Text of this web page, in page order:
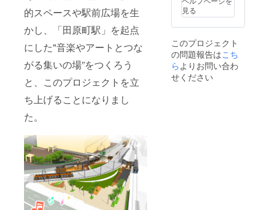
的スペースや駅前広場を生
かし、「田原町駅」を起点
にした"音楽やアートとつな
がる集いの場”をつくろう
と、このプロジェクトを立
ち上げることになりまし
た。
見る
このプロジェクト
の問題報告はこち
ら よりお問い合わ
せください